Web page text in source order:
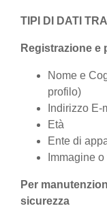
TIPI DI DATI
Registrazione e
Nome e
profilo)
Indirizzo E-
Età
Ente di
Immagine
Per
sicurezza